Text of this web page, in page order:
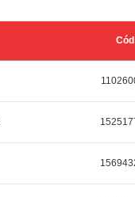
Cód